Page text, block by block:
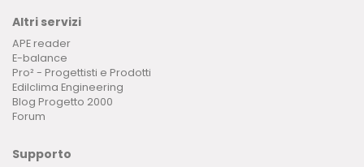
Altri servizi
APE reader
E-balance
Pro² - Progettisti e Prodotti
Edilclima Engineering
Blog Progetto 2000
Forum
Supporto